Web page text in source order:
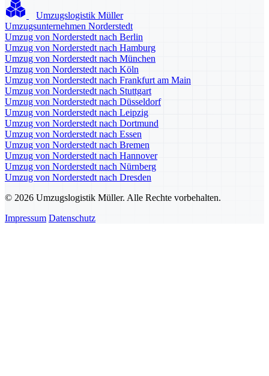
Umzugslogistik Müller
Umzugsunternehmen Norderstedt
Umzug von Norderstedt nach Berlin
Umzug von Norderstedt nach Hamburg
Umzug von Norderstedt nach München
Umzug von Norderstedt nach Köln
Umzug von Norderstedt nach Frankfurt am Main
Umzug von Norderstedt nach Stuttgart
Umzug von Norderstedt nach Düsseldorf
Umzug von Norderstedt nach Leipzig
Umzug von Norderstedt nach Dortmund
Umzug von Norderstedt nach Essen
Umzug von Norderstedt nach Bremen
Umzug von Norderstedt nach Hannover
Umzug von Norderstedt nach Nürnberg
Umzug von Norderstedt nach Dresden
© 2026 Umzugslogistik Müller. Alle Rechte vorbehalten.
Impressum Datenschutz